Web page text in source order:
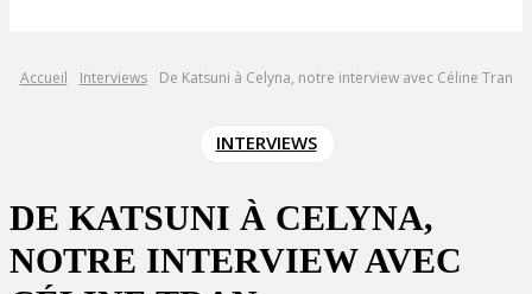
Accueil Interviews De Katsuni à Celyna, notre interview avec Céline Tran
INTERVIEWS
DE KATSUNI À CELYNA,
NOTRE INTERVIEW AVEC